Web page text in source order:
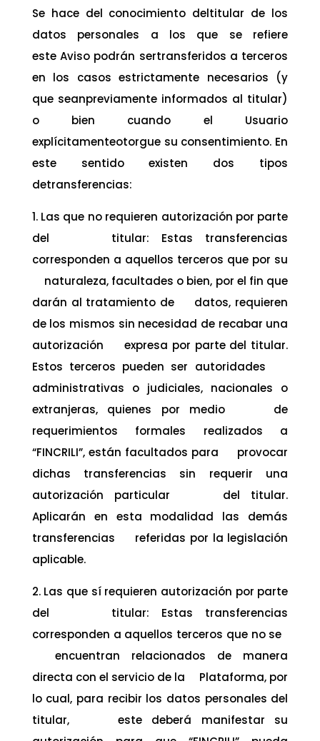
Se hace del conocimiento deltitular de los
datos personales a los que se refiere
este Aviso podrán sertransferidos a terceros
en los casos estrictamente necesarios (y
que seanpreviamente informados al titular)
o bien cuando el Usuario
explícitamenteotorgue su consentimiento. En
este sentido existen dos tipos
detransferencias:
1. Las que no requieren autorización por parte
del titular: Estas transferencias
corresponden a aquellos terceros que por su
naturaleza, facultades o bien, por el fin que
darán al tratamiento de datos, requieren
de los mismos sin necesidad de recabar una
autorización expresa por parte del titular.
Estos terceros pueden ser autoridades
administrativas o judiciales, nacionales o
extranjeras, quienes por medio de
requerimientos formales realizados a
“FINCRILI”, están facultados para provocar
dichas transferencias sin requerir una
autorización particular del titular.
Aplicarán en esta modalidad las demás
transferencias referidas por la legislación
aplicable.
2. Las que sí requieren autorización por parte
del titular: Estas transferencias
corresponden a aquellos terceros que no se
encuentran relacionados de manera
directa con el servicio de la Plataforma, por
lo cual, para recibir los datos personales del
titular, este deberá manifestar su